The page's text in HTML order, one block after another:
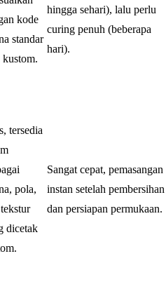
kode
standar
kustom.
hingga sehari), lalu perlu
curing penuh (beberapa
hari).
tersedia
pola,
dicetak
Sangat cepat, pemasangan
instan setelah pembersihan
dan persiapan permukaan.